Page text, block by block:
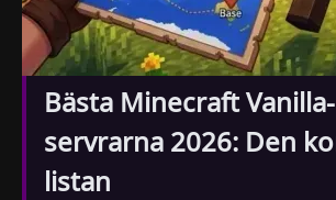
Bästa Minecraft Vanilla-
servrarna 2026: Den
listan